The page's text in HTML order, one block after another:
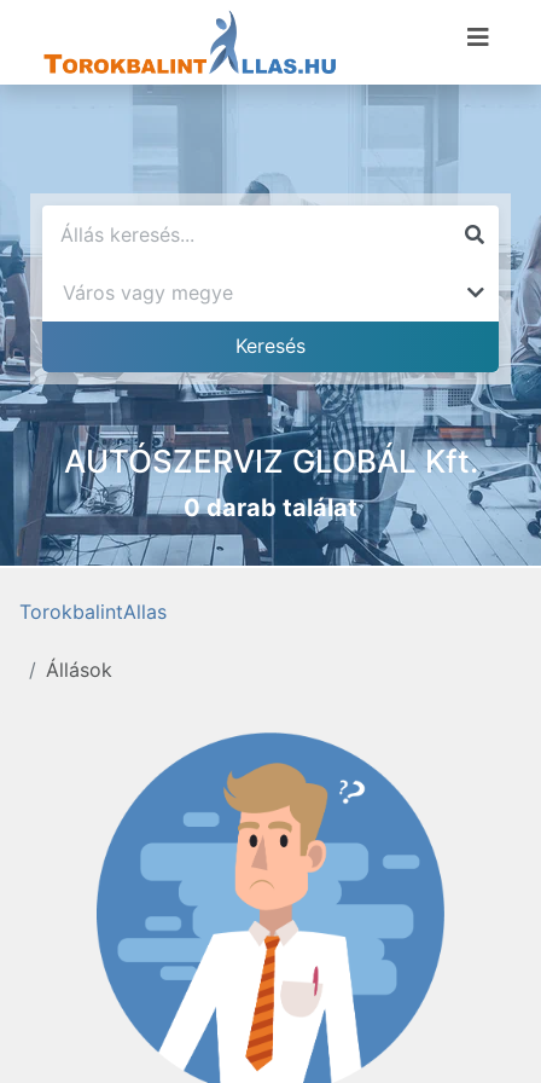
AUTÓSZERVIZ GLOBÁL Kft.
0 darab találat
TorokbalintAllas
Állások